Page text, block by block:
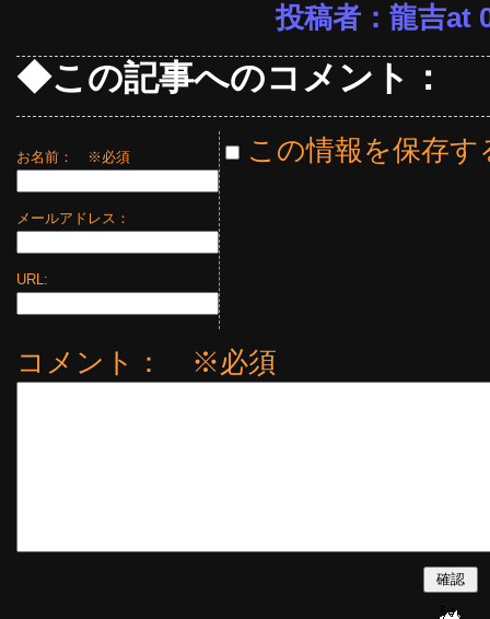
投稿者：龍吉at
◆この記事へのコメント：
お名前： ※必須
メールアドレス：
URL:
この情報を保存す
コメント： ※必須